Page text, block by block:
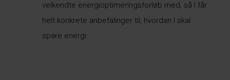
velkendte energioptimeringsforløb med, så I får
helt konkrete anbefalinger til, hvordan I skal
spare energi.